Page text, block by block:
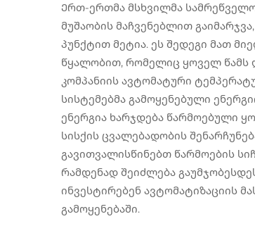
Ერთ-ერთმა მსხვილმა
მუშაობის მაჩვენებლით
პუნქტით მეტია. ეს შედეგი მათ
წყალობით, რომელიც ყოველ წამს
კომპანიის ავტომატური
სისტემებმა გამოყენებული
ენერგია ხარჯდება წარმოებული
სისქის ცვალებადობის
გავითვალისწინებთ წარმოების
რამდენად შეიძლება
ინვესტირებენ ავტომატიზაციის
გამოყენებაში.